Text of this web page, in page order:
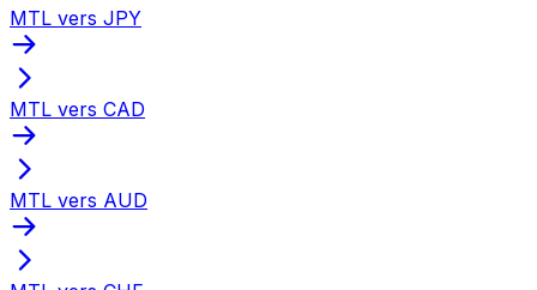
MTL vers JPY
MTL vers CAD
MTL vers AUD